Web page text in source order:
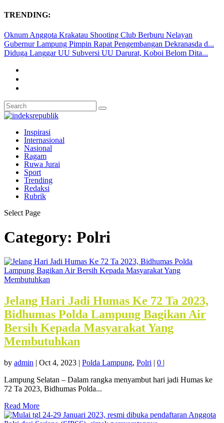
TRENDING:
Oknum Anggota Krakatau Shooting Club Berburu Nelayan
Gubernur Lampung Pimpin Rapat Pengembangan Dekranasda d...
Diduga Langgar UU Subversi UU Darurat, Koboi Belom Dita...
Inspirasi
Internasional
Nasional
Ragam
Ruwa Jurai
Sport
Trending
Redaksi
Rubrik
Select Page
Category: Polri
Jelang Hari Jadi Humas Ke 72 Ta 2023,
Bidhumas Polda Lampung Bagikan Air
Bersih Kepada Masyarakat Yang
Membutuhkan
by admin | Oct 4, 2023 | Polda Lampung, Polri | 0 |
Lampung Selatan – Dalam rangka menyambut hari jadi Humas ke
72 Ta 2023, Bidhumas Polda...
Read More